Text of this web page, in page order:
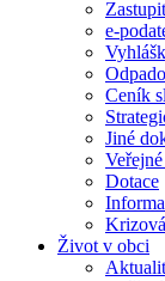
e-
Ceník
Jiné
Dotace
Život v obci